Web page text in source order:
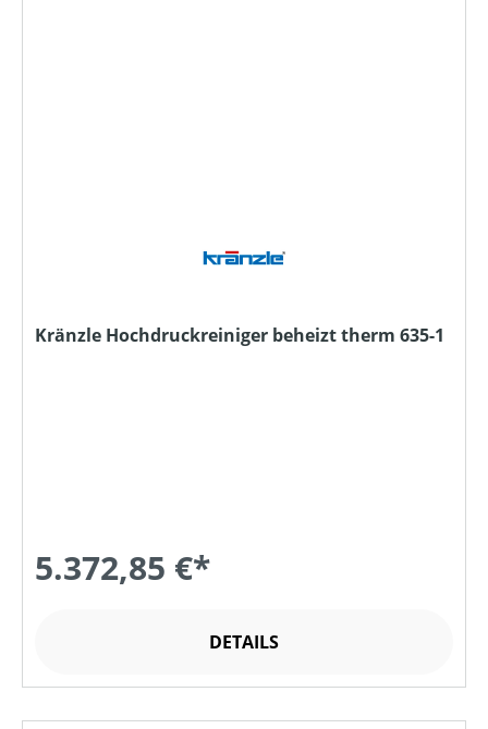
Kränzle Hochdruckreiniger beheizt therm 635-1
5.372,85 €*
DETAILS